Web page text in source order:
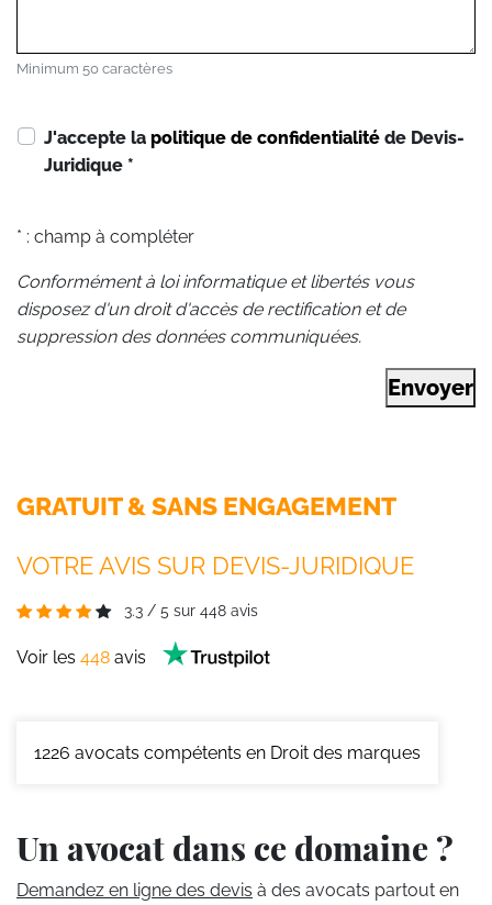
Minimum 50 caractères
J'accepte la politique de confidentialité de Devis-
Juridique *
* : champ à compléter
Conformément à loi informatique et libertés vous
disposez d'un droit d'accès de rectification et de
suppression des données communiquées.
Envoyer
GRATUIT & SANS ENGAGEMENT
VOTRE AVIS SUR DEVIS-JURIDIQUE
3.3 / 5 sur 448 avis
Voir les 448 avis
1226 avocats compétents en Droit des marques
Un avocat dans ce domaine ?
Demandez en ligne des devis à des avocats partout en